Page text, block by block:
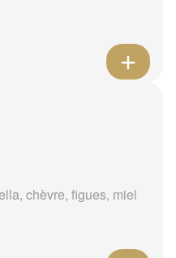
chèvre, figues, miel